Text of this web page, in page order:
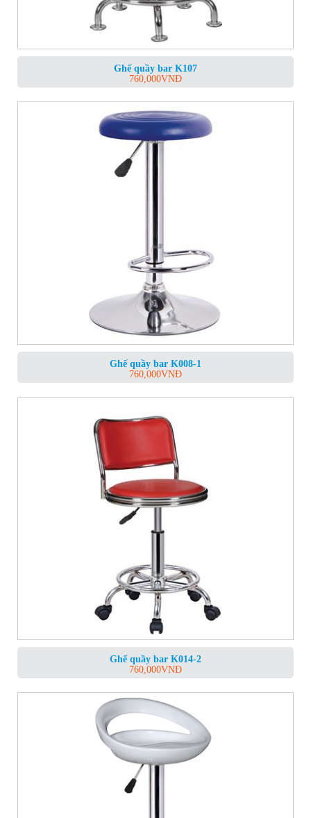
Ghế quầy bar K107
760,000VNĐ
Ghế quầy bar K008-1
760,000VNĐ
Ghế quầy bar K014-2
760,000VNĐ